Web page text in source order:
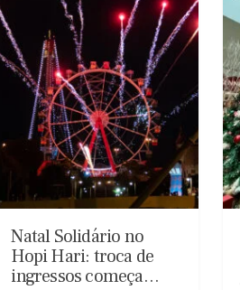
Natal Solidário no
Hopi Hari: troca de
ingressos começa…